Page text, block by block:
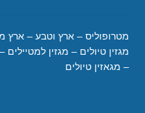
מטרופוליס – ארץ וטבע – ארץ
מגזין טיולים – מגזין
– מגאזין טיולים